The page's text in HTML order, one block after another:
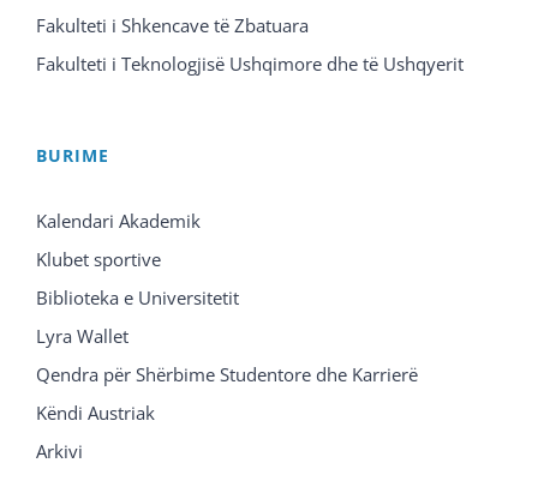
Fakulteti i Shkencave të Zbatuara
Fakulteti i Teknologjisë Ushqimore dhe të Ushqyerit
BURIME
Kalendari Akademik
Klubet sportive
Biblioteka e Universitetit
Lyra Wallet
Qendra për Shërbime Studentore dhe Karrierë
Këndi Austriak
Arkivi